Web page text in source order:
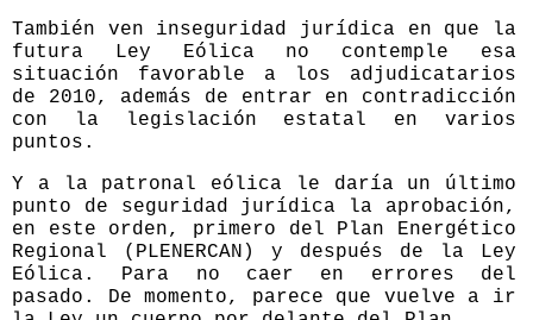
También ven inseguridad jurídica en que la
futura Ley Eólica no contemple esa
situación favorable a los adjudicatarios
de 2010, además de entrar en contradicción
con la legislación estatal en varios
puntos.
Y a la patronal eólica le daría un último
punto de seguridad jurídica la aprobación,
en este orden, primero del Plan Energético
Regional (PLENERCAN) y después de la Ley
Eólica. Para no caer en errores del
pasado. De momento, parece que vuelve a ir